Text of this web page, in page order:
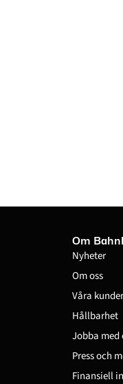
Om
Nyheter
Om oss
Våra kunder
Hållbarhet
Jobba med
Press och
Finansiell